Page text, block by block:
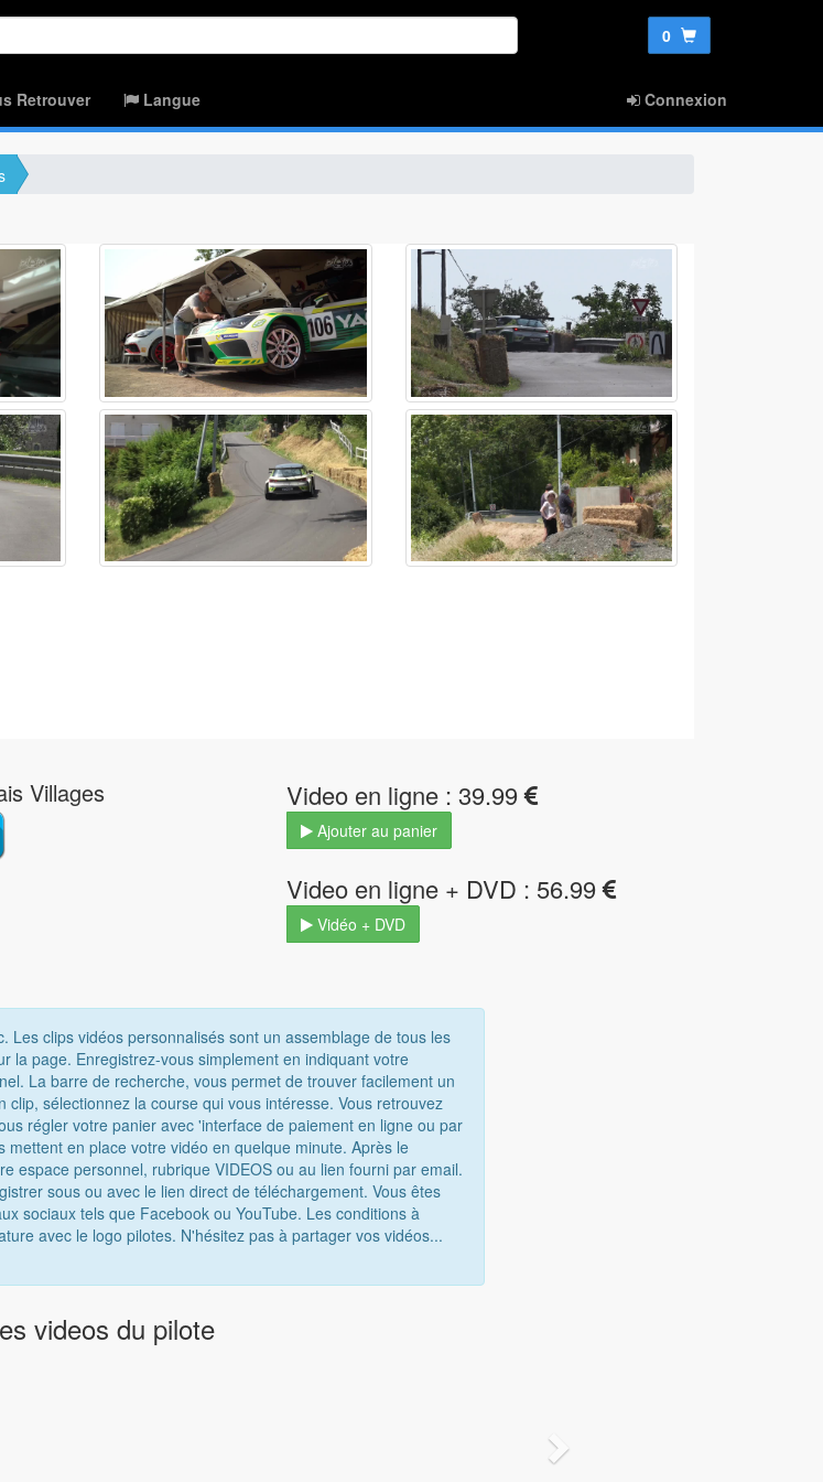
0
Retrouver Langue Connexion
Villages Video en ligne : 39.99
Ajouter au panier
Video en ligne + DVD : 56.99
Vidéo + DVD
clips vidéos personnalisés sont un assemblage de tous les
la page. Enregistrez-vous simplement en indiquant votre
La barre de recherche, vous permet de trouver facilement un
sélectionnez la course qui vous intéresse. Vous retrouvez
régler votre panier avec 'interface de paiement en ligne ou par
en place votre vidéo en quelque minute. Après le
espace personnel, rubrique VIDEOS ou au lien fourni par email.
sous ou avec le lien direct de téléchargement. Vous êtes
sociaux tels que Facebook ou YouTube. Les conditions à
avec le logo pilotes. N'hésitez pas à partager vos vidéos...
videos du pilote